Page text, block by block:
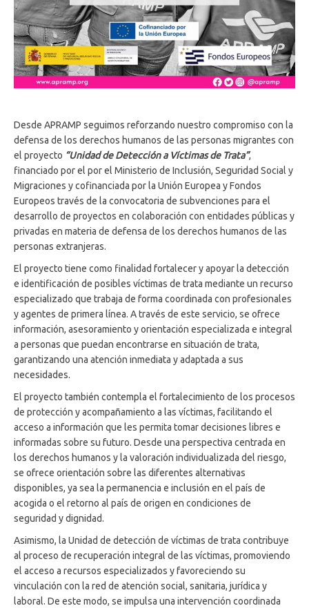
Desde APRAMP seguimos reforzando nuestro compromiso con la
defensa de los derechos humanos de las personas migrantes con
el proyecto “Unidad de Detección a Víctimas de Trata”,
financiado por el por el Ministerio de Inclusión, Seguridad Social y
Migraciones y cofinanciada por la Unión Europea y Fondos
Europeos través de la convocatoria de subvenciones para el
desarrollo de proyectos en colaboración con entidades públicas y
privadas en materia de defensa de los derechos humanos de las
personas extranjeras.
El proyecto tiene como finalidad fortalecer y apoyar la detección
e identificación de posibles víctimas de trata mediante un recurso
especializado que trabaja de forma coordinada con profesionales
y agentes de primera línea. A través de este servicio, se ofrece
información, asesoramiento y orientación especializada e integral
a personas que puedan encontrarse en situación de trata,
garantizando una atención inmediata y adaptada a sus
necesidades.
El proyecto también contempla el fortalecimiento de los procesos
de protección y acompañamiento a las víctimas, facilitando el
acceso a información que les permita tomar decisiones libres e
informadas sobre su futuro. Desde una perspectiva centrada en
los derechos humanos y la valoración individualizada del riesgo,
se ofrece orientación sobre las diferentes alternativas
disponibles, ya sea la permanencia e inclusión en el país de
acogida o el retorno al país de origen en condiciones de
seguridad y dignidad.
Asimismo, la Unidad de detección de víctimas de trata contribuye
al proceso de recuperación integral de las víctimas, promoviendo
el acceso a recursos especializados y favoreciendo su
vinculación con la red de atención social, sanitaria, jurídica y
laboral. De este modo, se impulsa una intervención coordinada